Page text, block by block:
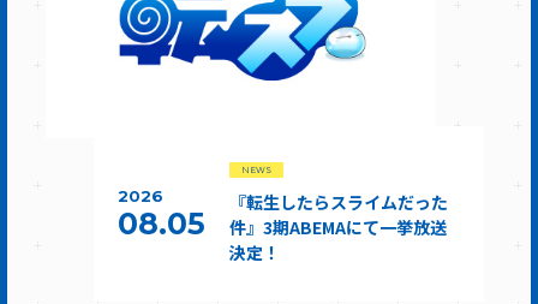
2026
08.05
NEWS
『転生したらスライムだった
件』3期ABEMAにて一挙放送
決定！